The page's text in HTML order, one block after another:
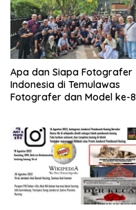
Apa dan Siapa Fotografer
Indonesia di Temulawas
Fotografer dan Model ke-8